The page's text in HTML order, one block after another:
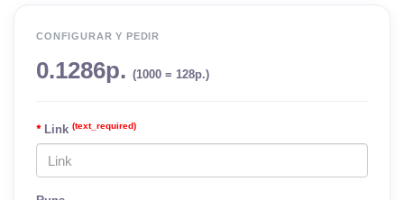
CONFIGURAR Y PEDIR
0.1286р. (1000 = 128р.)
Link (text_required)